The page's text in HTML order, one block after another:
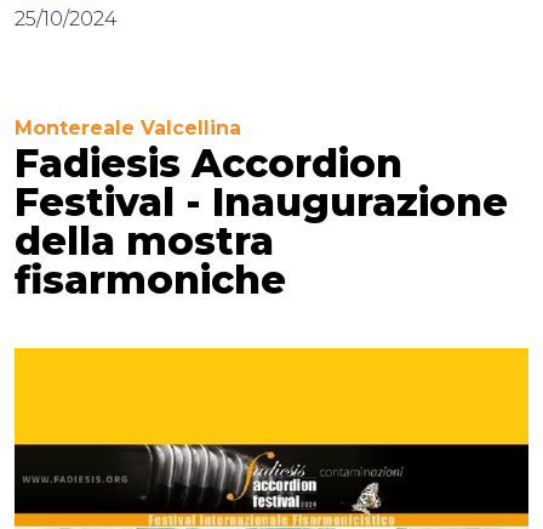
25/10/2024
Montereale Valcellina
Fadiesis Accordion
Festival - Inaugurazione
della mostra
fisarmoniche